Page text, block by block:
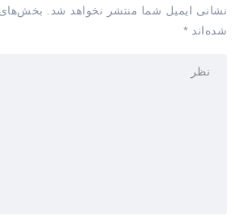
نشانی ایمیل شما منتشر نخواهد شد. بخش‌های
شده‌اند *